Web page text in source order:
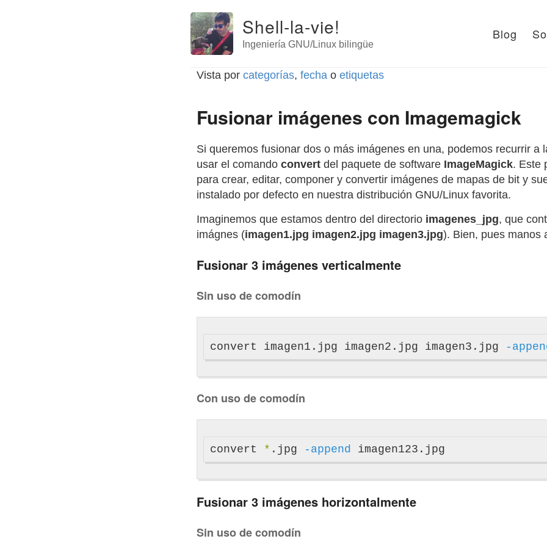
Shell-la-vie!
Ingeniería GNU/Linux bilingüe
Blog
Vista por categorías, fecha o etiquetas
Fusionar imágenes con Imagemagick
Si queremos fusionar dos o más imágenes en una, podemos recurrir a
usar el comando convert del paquete de software ImageMagick. Este
para crear, editar, componer y convertir imágenes de mapas de bit y
instalado por defecto en nuestra distribución GNU/Linux favorita.
Imaginemos que estamos dentro del directorio imagenes_jpg, que
imágnes (imagen1.jpg imagen2.jpg imagen3.jpg). Bien, pues manos
Fusionar 3 imágenes verticalmente
Sin uso de comodín
convert imagen1.jpg imagen2.jpg imagen3.jpg -
Con uso de comodín
convert * .jpg -append
Fusionar 3 imágenes horizontalmente
Sin uso de comodín